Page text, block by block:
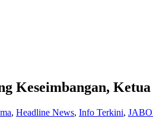
Keseimbangan,
, Headline News, Info Terkini,